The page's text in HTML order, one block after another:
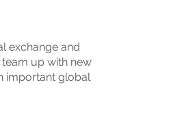
exchange and
up with new
important global